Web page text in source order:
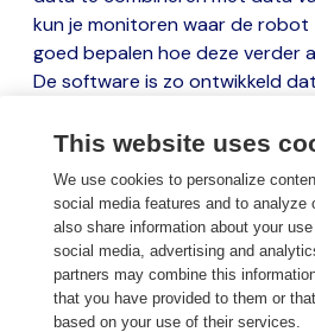
This website uses
We use cookies to personalize
social media features and to analyze
also share information about your
social media, advertising and
partners may combine this
that you have provided to them or
based on your use of their services.
kun je monitoren waar de robot
goed bepalen hoe deze verder
De software is zo ontwikkeld
programma, kunt plannen.